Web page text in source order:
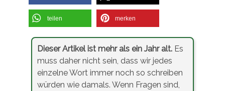
teilen merken
Dieser Artikel ist mehr als ein Jahr alt. Es
muss daher nicht sein, dass wir jedes
einzelne Wort immer noch so schreiben
würden wie damals. Wenn Fragen sind,